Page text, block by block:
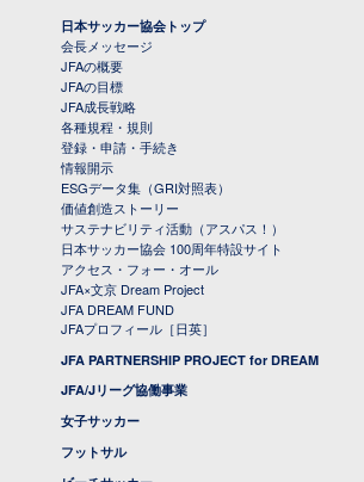
日本サッカー協会トップ
会長メッセージ
JFAの概要
JFAの目標
JFA成長戦略
各種規程・規則
登録・申請・手続き
情報開示
ESGデータ集（GRI対照表）
価値創造ストーリー
サステナビリティ活動（アスパス！）
日本サッカー協会 100周年特設サイト
アクセス・フォー・オール
JFA×文京 Dream Project
JFA DREAM FUND
JFAプロフィール［日英］
JFA PARTNERSHIP PROJECT for DREAM
JFA/Jリーグ協働事業
女子サッカー
フットサル